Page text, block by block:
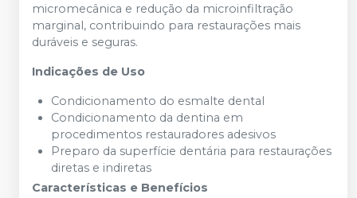
micromecânica e redução da microinfiltração
marginal, contribuindo para restaurações mais
duráveis e seguras.
Indicações de Uso
Condicionamento do esmalte dental
Condicionamento da dentina em
procedimentos restauradores adesivos
Preparo da superfície dentária para restaurações
diretas e indiretas
Características e Benefícios